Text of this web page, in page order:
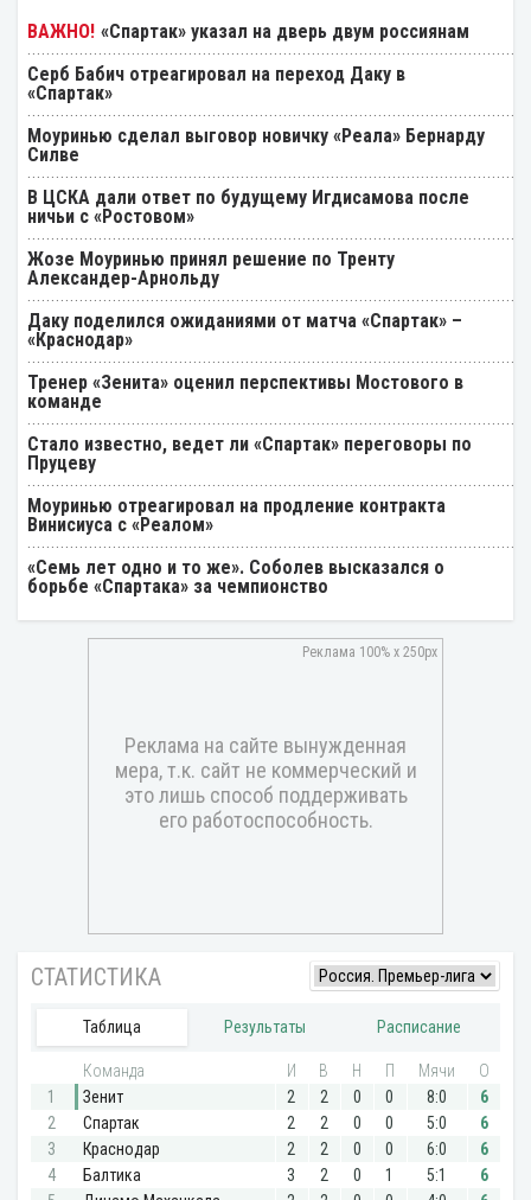
«Спартак» указал на дверь двум россиянам
Серб Бабич отреагировал на переход Даку в
«Спартак»
Моуринью сделал выговор новичку «Реала» Бернарду
Силве
В ЦСКА дали ответ по будущему Игдисамова после
ничьи с «Ростовом»
Жозе Моуринью принял решение по Тренту
Александер-Арнольду
Даку поделился ожиданиями от матча «Спартак» –
«Краснодар»
Тренер «Зенита» оценил перспективы Мостового в
команде
Стало известно, ведет ли «Спартак» переговоры по
Пруцеву
Моуринью отреагировал на продление контракта
Винисиуса с «Реалом»
«Семь лет одно и то же». Соболев высказался о
борьбе «Спартака» за чемпионство